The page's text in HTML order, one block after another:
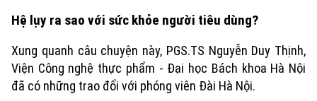
Kinh nghiệm
Thị trường
Đánh giá
Di tích
Sức khỏe
Y tế
Dinh dưỡng
Thể thao
Bóng đá
Giải trí
Hệ lụy ra sao với sức khỏe người tiêu dùng?
Xung quanh câu chuyện này, PGS.TS Nguyễn Duy Thịnh,
Viện Công nghệ thực phẩm - Đại học Bách khoa Hà Nội
đã có những trao đổi với phóng viên Đài Hà Nội.